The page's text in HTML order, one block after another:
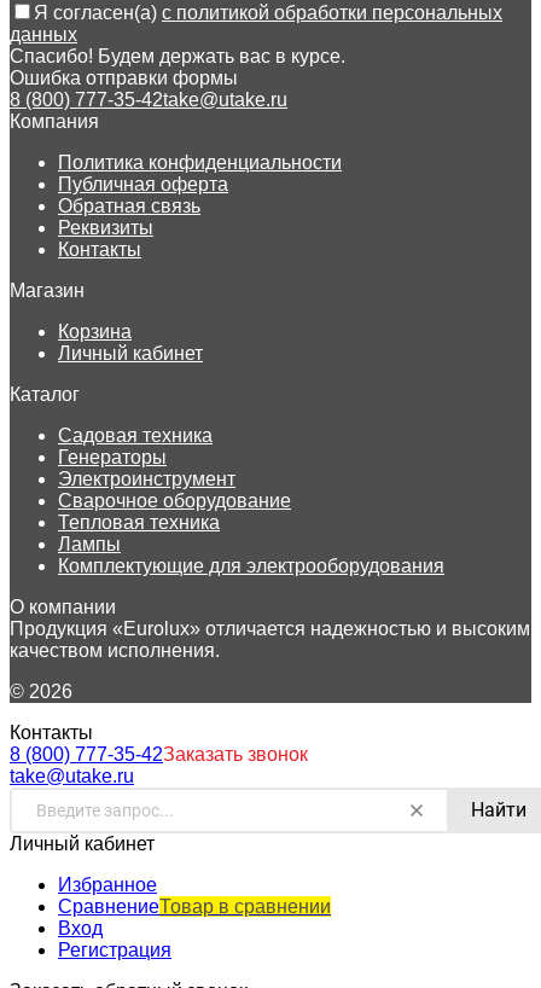
Я согласен(a) с политикой обработки персональных
данных
Спасибо! Будем держать вас в курсе.
Ошибка отправки формы
8 (800) 777-35-42take@utake.ru
Компания
Политика конфиденциальности
Публичная оферта
Обратная связь
Реквизиты
Контакты
Магазин
Корзина
Личный кабинет
Каталог
Садовая техника
Генераторы
Электроинструмент
Сварочное оборудование
Тепловая техника
Лампы
Комплектующие для электрооборудования
О компании
Продукция «Eurolux» отличается надежностью и высоким
качеством исполнения.
© 2026
Контакты
8 (800) 777-35-42Заказать звонок
take@utake.ru
Найти
Личный кабинет
Избранное
СравнениеТовар в сравнении
Вход
Регистрация